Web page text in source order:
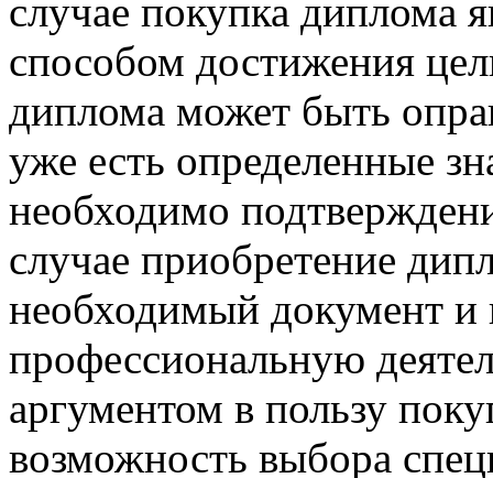
случае покупка диплома
способом достижения
диплома может быть
уже есть определенные
необходимо
случае приобретение
необходимый документ
профессиональную
аргументом в пользу
возможность выбора